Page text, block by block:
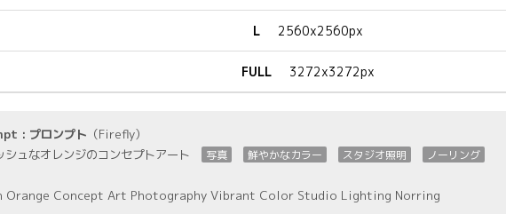
L 2560x2560px
FULL 3272x3272px
: プロンプト （Firefly）
シュなオレンジのコンセプトアート
写真 鮮やかなカラー スタジオ照明 ノーリング
Orange Concept Art Photography Vibrant Color Studio Lighting Norring